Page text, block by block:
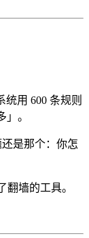
用 600 条规则
。
是那个：你怎
墙的工具。